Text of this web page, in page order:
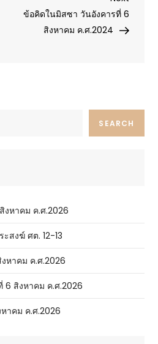
Post
ข้อคิดในมิสซา วันอังคารที่ 6
สิงหาคม ค.ศ.2024
SEARCH
หาคม ค.ศ.2026
สงฆ์ ศต. 12-13
หาคม ค.ศ.2026
สิงหาคม ค.ศ.2026
าคม ค.ศ.2026